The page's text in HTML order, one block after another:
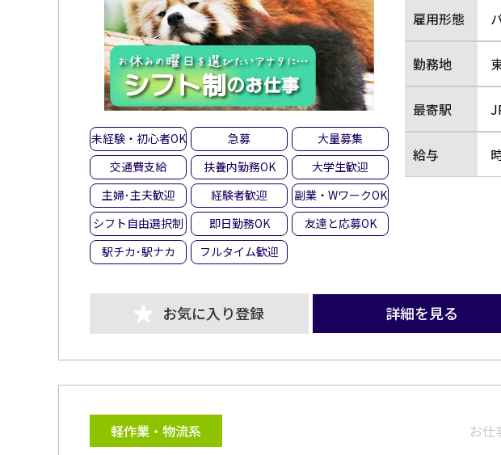
未経験・初心者OK 急募
大量募集
交通費支給
扶養内勤務OK
大学生歓迎
主婦･主夫歓迎
経験者歓迎
副業・WワークOK
シフト自由選択制
即日勤務OK
友達と応募OK
駅チカ･駅ナカ
フルタイム歓迎
雇用形態
勤務地
最寄駅
給与
お気に入り登録 詳細を見る
軽作業・物流系 お仕